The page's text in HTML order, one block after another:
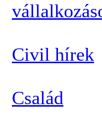
Civil hírek
Család